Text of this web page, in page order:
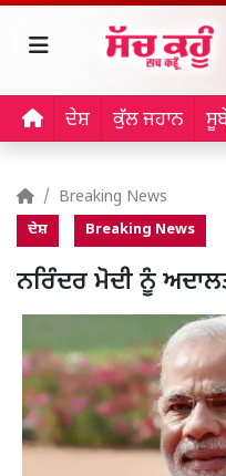
ਦੇਸ਼ ਕੁੱਲ ਜਹਾਨ
Breaking News
ਦੇਸ਼ Breaking News
ਨਰਿੰਦਰ ਮੋਦੀ ਨੂੰ